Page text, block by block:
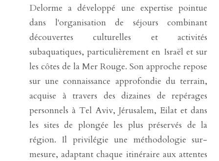
Delorme a développé une expertise pointue
dans l'organisation de séjours combinant
découvertes culturelles et activités
subaquatiques, particulièrement en Israël et sur
les côtes de la Mer Rouge. Son approche repose
sur une connaissance approfondie du terrain,
acquise à travers des dizaines de repérages
personnels à Tel Aviv, Jérusalem, Eilat et dans
les sites de plongée les plus préservés de la
région. Il privilégie une méthodologie sur-
mesure, adaptant chaque itinéraire aux attentes